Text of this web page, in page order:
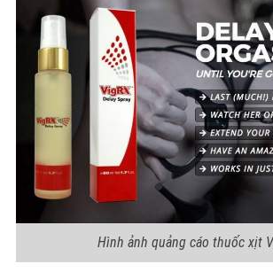
Hình ảnh quảng cáo thuốc xịt